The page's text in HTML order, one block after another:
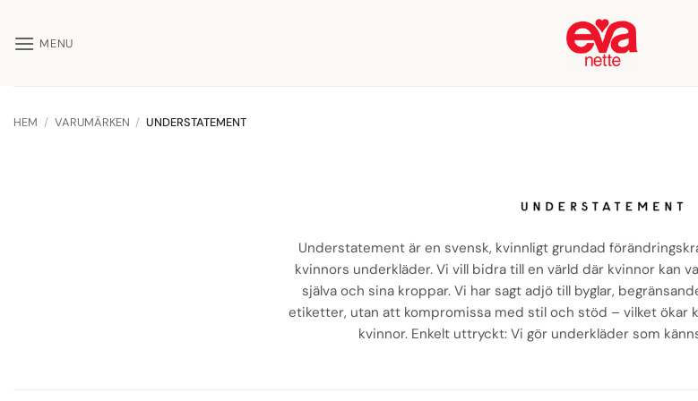
content
MENU
HEM / VARUMÄRKEN / UNDERSTATEMENT
Understatement är en svensk, kvinnligt grundad
kvinnors underkläder. Vi vill bidra till en värld där kvinnor kan
själva och sina kroppar. Vi har sagt adjö till byglar,
etiketter, utan att kompromissa med stil och stöd – vilket ökar
kvinnor. Enkelt uttryckt: Vi gör underkläder som